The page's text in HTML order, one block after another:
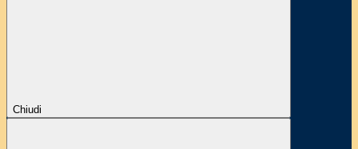
Chiudi